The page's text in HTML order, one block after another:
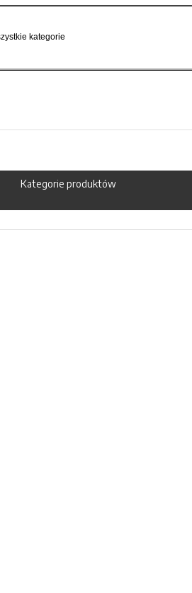
Kategorie produktów